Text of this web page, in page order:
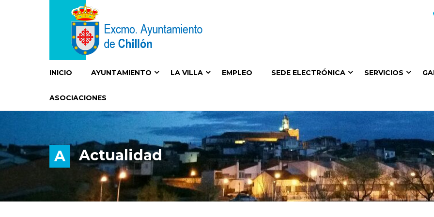
INICIO AYUNTAMIENTO LA VILLA EMPLEO SEDE ELECTRÓNICA SERVICIOS
ASOCIACIONES
A Actualidad